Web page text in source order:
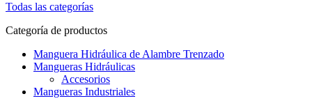
Todas las categorías
Categoría de productos
Manguera Hidráulica de Alambre Trenzado
Mangueras Hidráulicas
Accesorios
Mangueras Industriales